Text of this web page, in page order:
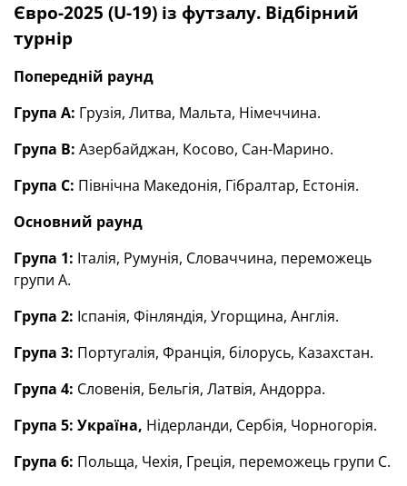
Євро-2025 (U-19) із футзалу. Відбірний
турнір
Попередній раунд
Група А: Грузія, Литва, Мальта, Німеччина.
Група В: Азербайджан, Косово, Сан-Марино.
Група С: Північна Македонія, Гібралтар, Естонія.
Основний раунд
Група 1: Італія, Румунія, Словаччина, переможець
групи А.
Група 2: Іспанія, Фінляндія, Угорщина, Англія.
Група 3: Португалія, Франція, білорусь, Казахстан.
Група 4: Словенія, Бельгія, Латвія, Андорра.
Група 5: Україна, Нідерланди, Сербія, Чорногорія.
Група 6: Польща, Чехія, Греція, переможець групи С.